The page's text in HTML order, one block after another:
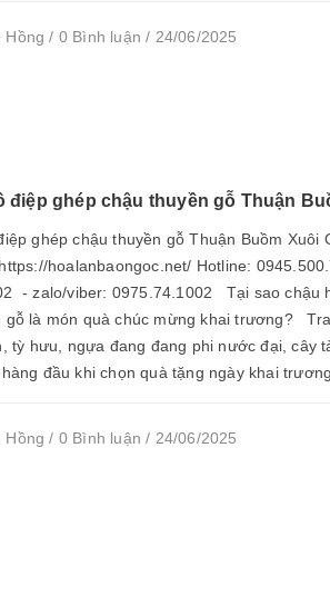
Hồng / 0 Bình luận / 24/06/2025
điệp ghép chậu thuyền gỗ Thuận
ghép chậu thuyền gỗ Thuận Buồm Xuôi
hoalanbaongoc.net/ Hotline:
- zalo/viber: 0975.74.1002 Tại sao chậu
gỗ là món quà chúc mừng khai trương?
tỳ hưu, ngựa đang đang phi nước đại, cây
đầu khi chọn quà tặng ngày khai
Hồng / 0 Bình luận / 24/06/2025